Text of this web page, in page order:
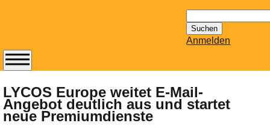
nach:
Anmelden
LYCOS Europe weitet E-Mail-
Angebot deutlich aus und startet
neue Premiumdienste
Abonnieren Sie den
14-tägig
erscheinenden
Newsletter von